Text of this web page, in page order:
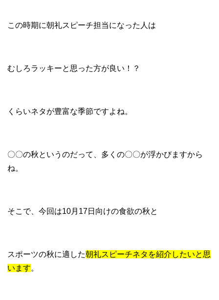
この時期に朝礼スピーチ担当になった人は
むしろラッキーと思った方が良い！？
くらいネタが豊富な季節ですよね。
〇〇の秋というのだって、多くの〇〇が浮かびますから
ね。
そこで、今回は10月17日向けの食欲の秋と
スポーツの秋に適した朝礼スピーチネタを紹介したいと思
います。